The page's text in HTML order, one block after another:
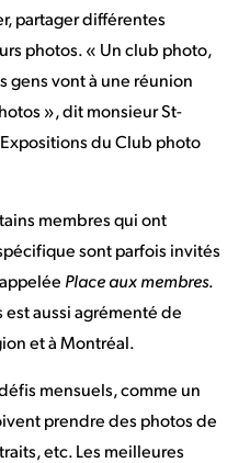
partager différentes
photos. « Un club photo,
gens vont à une réunion
», dit monsieur St-
du Club photo
membres qui ont
sont parfois invités
Place aux membres.
aussi agrémenté de
et à Montréal.
mensuels, comme un
prendre des photos de
etc. Les meilleures